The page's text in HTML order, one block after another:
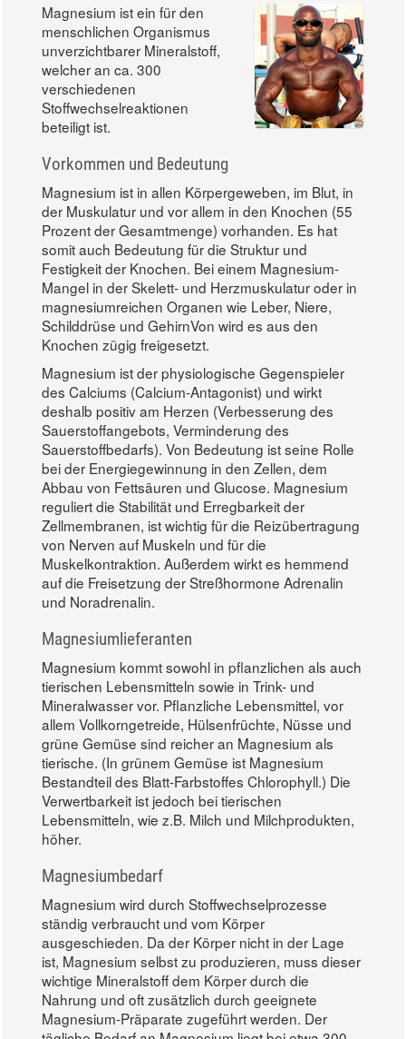
Magnesium ist ein für den
menschlichen Organismus
unverzichtbarer Mineralstoff,
welcher an ca. 300
verschiedenen
Stoffwechselreaktionen
beteiligt ist.
Vorkommen und Bedeutung
Magnesium ist in allen Körpergeweben, im Blut, in
der Muskulatur und vor allem in den Knochen (55
Prozent der Gesamtmenge) vorhanden. Es hat
somit auch Bedeutung für die Struktur und
Festigkeit der Knochen. Bei einem Magnesium-
Mangel in der Skelett- und Herzmuskulatur oder in
magnesiumreichen Organen wie Leber, Niere,
Schilddrüse und GehirnVon wird es aus den
Knochen zügig freigesetzt.
Magnesium ist der physiologische Gegenspieler
des Calciums (Calcium-Antagonist) und wirkt
deshalb positiv am Herzen (Verbesserung des
Sauerstoffangebots, Verminderung des
Sauerstoffbedarfs). Von Bedeutung ist seine Rolle
bei der Energiegewinnung in den Zellen, dem
Abbau von Fettsäuren und Glucose. Magnesium
reguliert die Stabilität und Erregbarkeit der
Zellmembranen, ist wichtig für die Reizübertragung
von Nerven auf Muskeln und für die
Muskelkontraktion. Außerdem wirkt es hemmend
auf die Freisetzung der Streßhormone Adrenalin
und Noradrenalin.
Magnesiumlieferanten
Magnesium kommt sowohl in pflanzlichen als auch
tierischen Lebensmitteln sowie in Trink- und
Mineralwasser vor. Pflanzliche Lebensmittel, vor
allem Vollkorngetreide, Hülsenfrüchte, Nüsse und
grüne Gemüse sind reicher an Magnesium als
tierische. (In grünem Gemüse ist Magnesium
Bestandteil des Blatt-Farbstoffes Chlorophyll.) Die
Verwertbarkeit ist jedoch bei tierischen
Lebensmitteln, wie z.B. Milch und Milchprodukten,
höher.
Magnesiumbedarf
Magnesium wird durch Stoffwechselprozesse
ständig verbraucht und vom Körper
ausgeschieden. Da der Körper nicht in der Lage
ist, Magnesium selbst zu produzieren, muss dieser
wichtige Mineralstoff dem Körper durch die
Nahrung und oft zusätzlich durch geeignete
Magnesium-Präparate zugeführt werden. Der